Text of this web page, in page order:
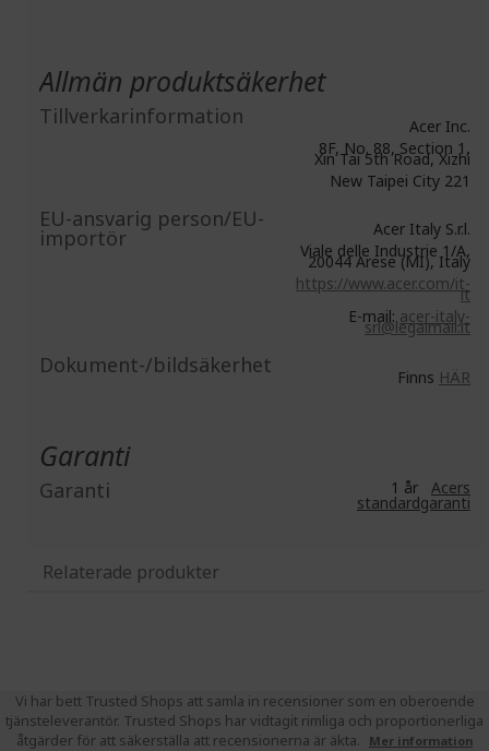
Allmän produktsäkerhet
Tillverkarinformation
Acer Inc.
8F, No. 88, Section 1,
Xin Tai 5th Road, Xizhi
New Taipei City 221
EU-ansvarig person/EU-
importör
Acer Italy S.r.l.
Viale delle Industrie 1/A,
20044 Arese (MI), Italy
https://www.acer.com/it-
it
E-mail:acer-italy-
srl@legalmail.it
Dokument-/bildsäkerhet Finns HÄR
Garanti
Garanti 1 år Acers
standardgaranti
Relaterade produkter
Vi har bett Trusted Shops att samla in recensioner som en oberoende
tjänsteleverantör. Trusted Shops har vidtagit rimliga och proportionerliga
åtgärder för att säkerställa att recensionerna är äkta.
Mer information